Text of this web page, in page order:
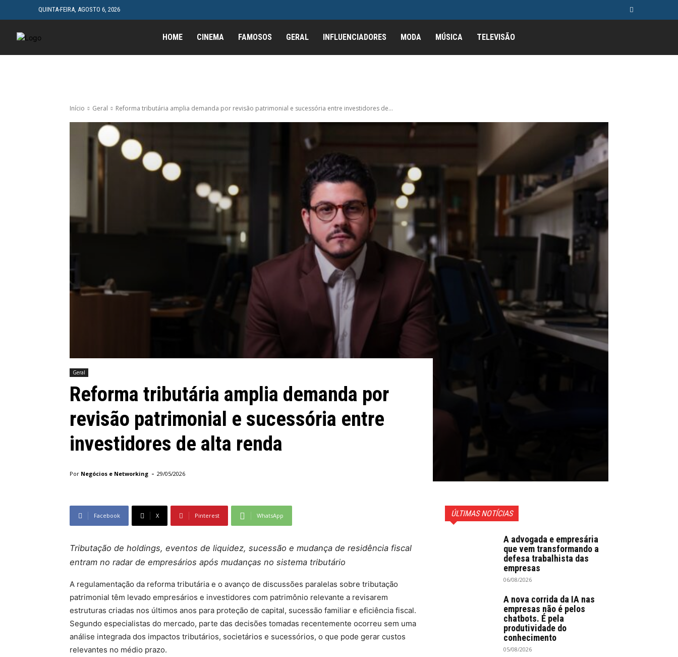
QUINTA-FEIRA, AGOSTO 6, 2026
HOME CINEMA FAMOSOS GERAL INFLUENCIADORES MODA MÚSICA TELEVISÃO
Início Geral Reforma tributária amplia demanda por revisão patrimonial e sucessória entre investidores de...
Geral
Reforma tributária amplia demanda por
revisão patrimonial e sucessória entre
investidores de alta renda
Por Negócios e Networking - 29/05/2026
Facebook X Pinterest WhatsApp
Tributação de holdings, eventos de liquidez, sucessão e mudança de residência fiscal
entram no radar de empresários após mudanças no sistema tributário
A regulamentação da reforma tributária e o avanço de discussões paralelas sobre tributação
patrimonial têm levado empresários e investidores com patrimônio relevante a revisarem
estruturas criadas nos últimos anos para proteção de capital, sucessão familiar e eficiência fiscal.
Segundo especialistas do mercado, parte das decisões tomadas recentemente ocorreu sem uma
análise integrada dos impactos tributários, societários e sucessórios, o que pode gerar custos
relevantes no médio prazo.
ÚLTIMAS NOTÍCIAS
A advogada e empresária
que vem transformando a
defesa trabalhista das
empresas
06/08/2026
A nova corrida da IA nas
empresas não é pelos
chatbots. É pela
produtividade do
conhecimento
05/08/2026